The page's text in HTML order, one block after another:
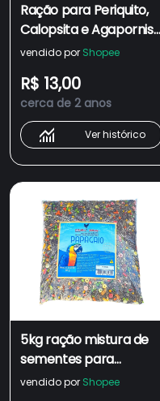
Ração para Periquito,
Calopsita e Agapornis
- Canto Clássico -
vendido por Shopee
R$ 13,00
cerca de 2 anos
Ver histórico
5kg ração mistura de
sementes para
papagaio
vendido por Shopee